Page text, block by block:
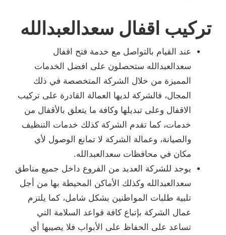
تركيب اقفال سعدالعبدالله
عند القيام بالتواصل مع خدمة فتح اقفال
سعدالعبدالله ستحصلون على افضل الخدمات
المميزة من خلال الشركة المتخصصة في ذلك
المجال، فالشركة لديها العمالة القادرة على تركيب
الاقفال وعلى تبديلها وكافة ما يتعلق بالأقفال من
خدمات، كما تقدم الشركة كذلك خدمات التنظيف
والصيانة، وعمالة الشركة لا تمانع الوصول لأي
مكان في محافظات سعدالعبدالله.
يوجد للشركة العديد من الفروع داخل جميع مناطق
سعدالعبدالله وكذلك الأماكن المحيطة بها من أجل
تلبية طلبات المواطنين بشكل شامل، كما يلتزم
عمال الشركة بإتباع كافة قواعد السلامة التي
تساعد على الحفاظ على الأبواب فلا يصيبها أي